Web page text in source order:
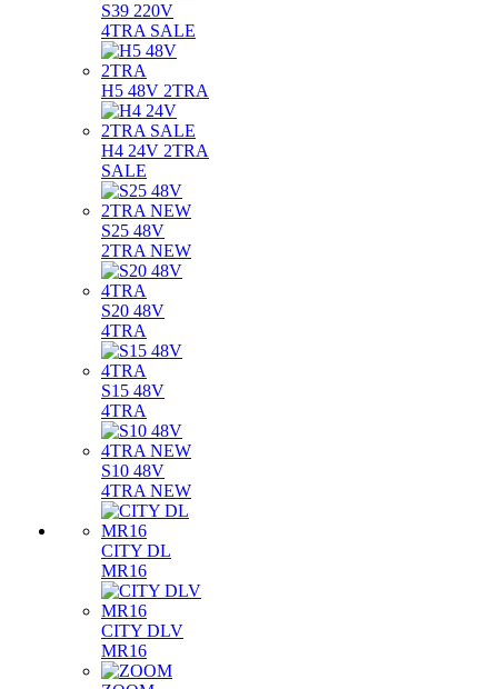
S39 220V
4TRA SALE
H5 48V 2TRA
H4 24V 2TRA
SALE
S25 48V
2TRA NEW
S20 48V
4TRA
S15 48V
4TRA
S10 48V
4TRA NEW
CITY DL
MR16
CITY DLV
MR16